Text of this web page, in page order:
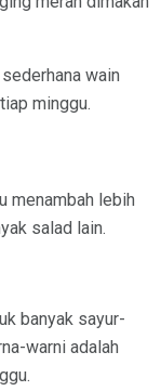
wain
minggu.
menambah lebih
salad lain.
banyak sayur-
warni adalah